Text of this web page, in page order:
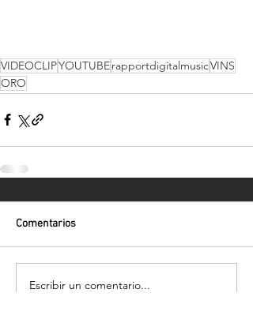
VIDEOCLIPYOUTUBErapportdigitalmusicVINS
ORO
Comentarios
Escribir un comentario...